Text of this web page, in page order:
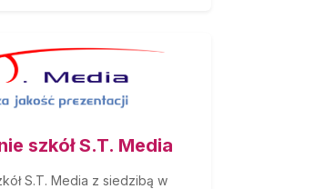
szkół S.T. Media
S.T. Media z siedzibą w